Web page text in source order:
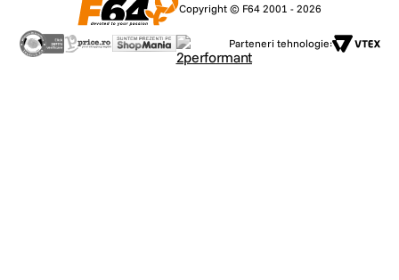
Copyright © F64 2001 - 2026
Parteneri tehnologie: